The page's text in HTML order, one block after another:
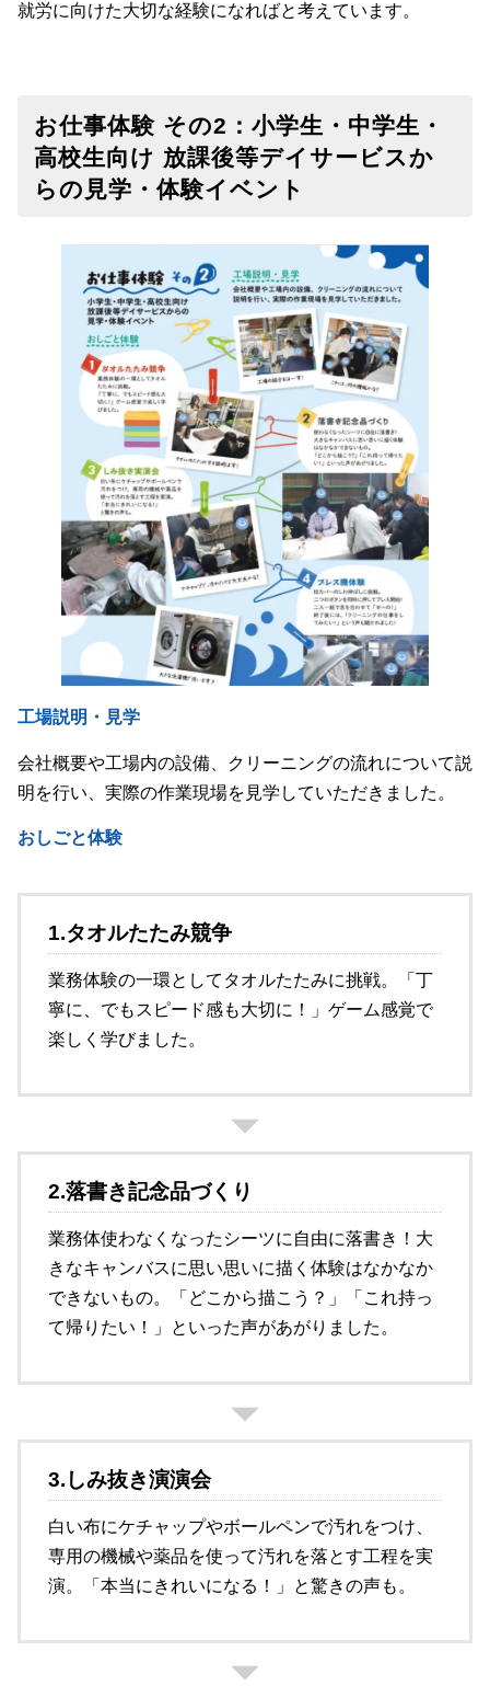
就労に向けた大切な経験になればと考えています。
お仕事体験 その2：小学生・中学生・
高校生向け 放課後等デイサービスか
らの見学・体験イベント
工場説明・見学
会社概要や工場内の設備、クリーニングの流れについて説
明を行い、実際の作業現場を見学していただきました。
おしごと体験
1.タオルたたみ競争
業務体験の一環としてタオルたたみに挑戦。「丁
寧に、でもスピード感も大切に！」ゲーム感覚で
楽しく学びました。
2.落書き記念品づくり
業務体使わなくなったシーツに自由に落書き！大
きなキャンバスに思い思いに描く体験はなかなか
できないもの。「どこから描こう？」「これ持っ
て帰りたい！」といった声があがりました。
3.しみ抜き演演会
白い布にケチャップやボールペンで汚れをつけ、
専用の機械や薬品を使って汚れを落とす工程を実
演。「本当にきれいになる！」と驚きの声も。